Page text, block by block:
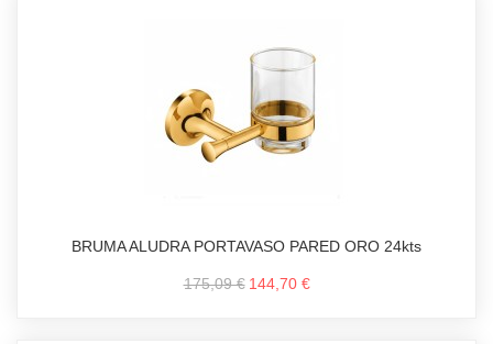
BRUMA ALUDRA PORTAVASO PARED ORO 24kts
175,09 € 144,70 €